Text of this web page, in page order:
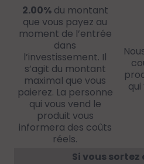
2.00%du montant
que vous payez au
moment de l’entrée
dans
l’investissement. Il
s’agit du montant
maximal que vous
paierez. La personne
qui vous vend le
produit vous
informera des coûts
réels.
Si vous sortez